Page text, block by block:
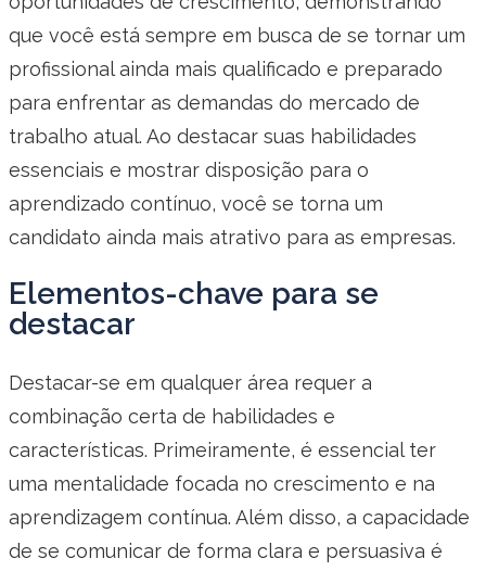
que você está sempre em busca de se tornar um
profissional ainda mais qualificado e preparado
para enfrentar as demandas do mercado de
trabalho atual. Ao destacar suas habilidades
essenciais e mostrar disposição para o
aprendizado contínuo, você se torna um
candidato ainda mais atrativo para as empresas.
Elementos-chave para se
destacar
Destacar-se em qualquer área requer a
combinação certa de habilidades e
características. Primeiramente, é essencial ter
uma mentalidade focada no crescimento e na
aprendizagem contínua. Além disso, a capacidade
de se comunicar de forma clara e persuasiva é